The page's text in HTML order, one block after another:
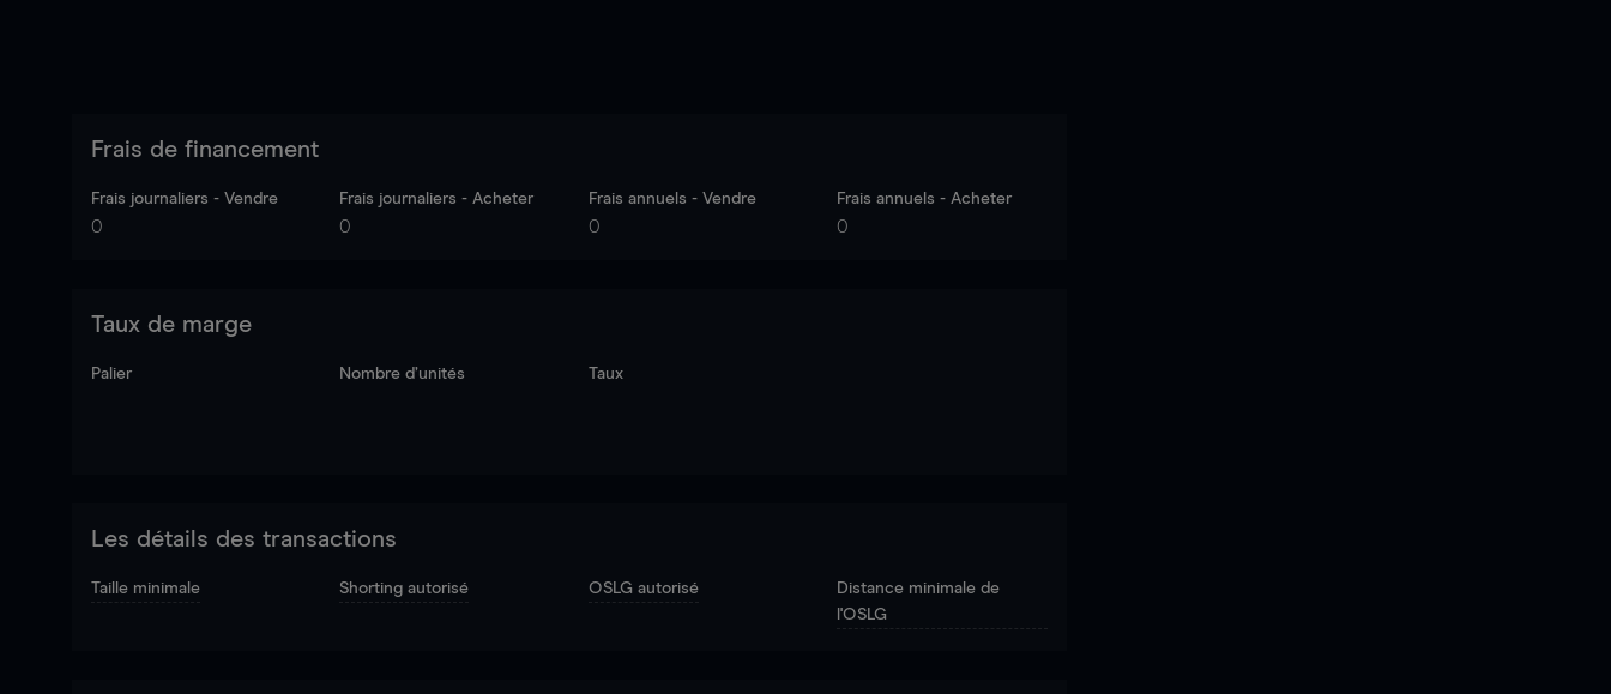
Frais de financement
Frais journaliers - Vendre
0
Frais journaliers - Acheter
0
Frais annuels - Vendre
0
Frais annuels - Acheter
0
Taux de marge
Palier Nombre d’unités Taux
Les détails des transactions
Taille minimale Shorting autorisé OSLG autorisé
Distance minimale de
l'OSLG